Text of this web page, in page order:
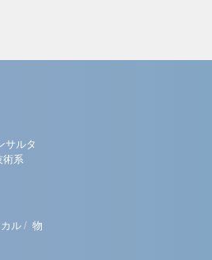
サルタ
術系
ル/ 物